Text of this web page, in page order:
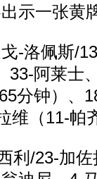
示一张黄
洛佩斯/
33-阿莱士
分钟）、
维（11-帕
/23-加佐